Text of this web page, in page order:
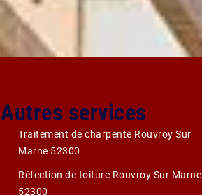
Autres services
Traitement de charpente Rouvroy Sur
Marne 52300
Réfection de toiture Rouvroy Sur Marne
52300